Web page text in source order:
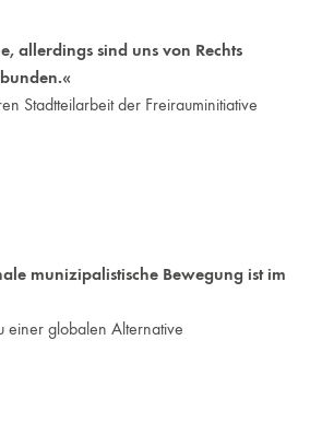
allerdings sind uns von Rechts
Stadtteilarbeit der Freirauminitiative
munizipalistische Bewegung ist im
einer globalen Alternative